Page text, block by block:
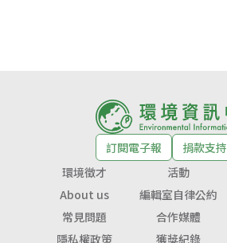
訂閱電子報
捐款支持
環境徵才
活動
About us
編輯室自律公約
常見問題
合作媒體
隱私權政策
獲獎紀錄